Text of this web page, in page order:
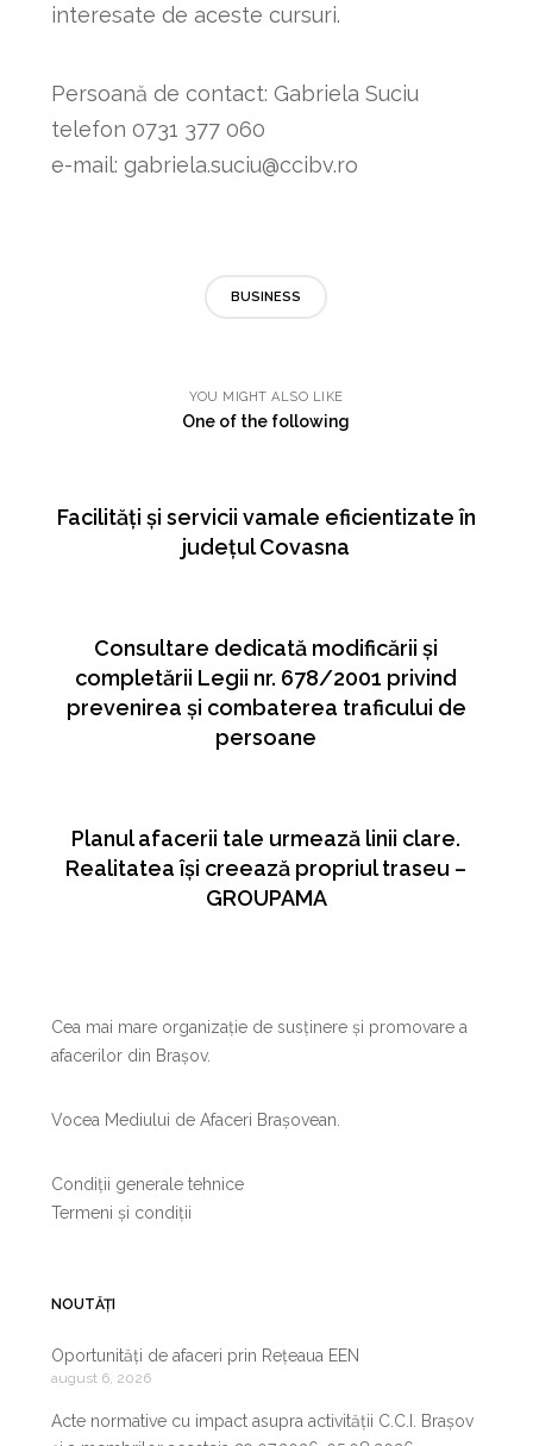
interesate de aceste cursuri.
Persoană de contact: Gabriela Suciu
telefon 0731 377 060
e-mail: gabriela.suciu@ccibv.ro
BUSINESS
YOU MIGHT ALSO LIKE
One of the following
Facilități și servicii vamale eficientizate în
județul Covasna
Consultare dedicată modificării și
completării Legii nr. 678/2001 privind
prevenirea și combaterea traficului de
persoane
Planul afacerii tale urmează linii clare.
Realitatea își creează propriul traseu –
GROUPAMA
Cea mai mare organizație de susținere și promovare a
afacerilor din Brașov.
Vocea Mediului de Afaceri Brașovean.
Condiții generale tehnice
Termeni și condiții
NOUTĂȚI
Oportunități de afaceri prin Rețeaua EEN
august 6, 2026
Acte normative cu impact asupra activității C.C.I. Brașov